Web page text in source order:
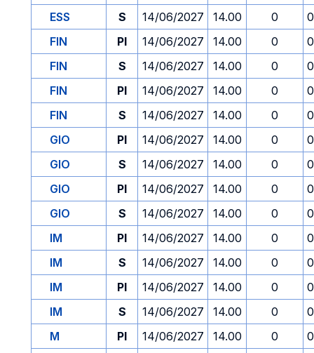
ESS
S 14/06/2027 14.00 0
FIN
PI 14/06/2027 14.00 0
FIN
S 14/06/2027 14.00 0
FIN
PI 14/06/2027 14.00 0
FIN
S 14/06/2027 14.00 0
GIO
PI 14/06/2027 14.00 0
GIO
S 14/06/2027 14.00 0
GIO
PI 14/06/2027 14.00 0
GIO
S 14/06/2027 14.00 0
IM
PI 14/06/2027 14.00 0
IM
S 14/06/2027 14.00 0
IM
PI 14/06/2027 14.00 0
IM
S 14/06/2027 14.00 0
M
PI 14/06/2027 14.00 0